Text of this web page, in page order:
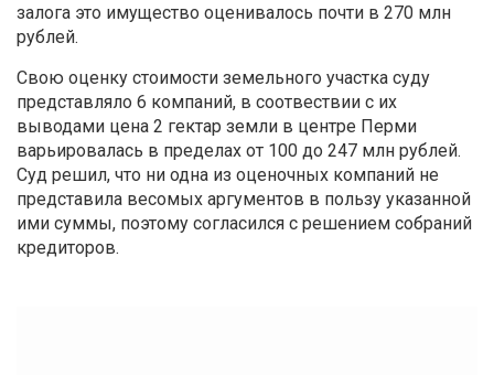
залога это имущество оценивалось почти в 270 млн
рублей.
Свою оценку стоимости земельного участка суду
представляло 6 компаний, в соотвествии с их
выводами цена 2 гектар земли в центре Перми
варьировалась в пределах от 100 до 247 млн рублей.
Суд решил, что ни одна из оценочных компаний не
представила весомых аргументов в пользу указанной
ими суммы, поэтому согласился с решением собраний
кредиторов.